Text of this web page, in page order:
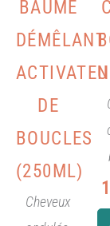
BAUME
DÉMÊLANT
DE
BOUCLES
(250ML)
Cheveux